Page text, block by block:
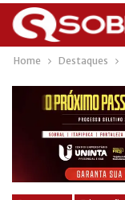
Home Destaques